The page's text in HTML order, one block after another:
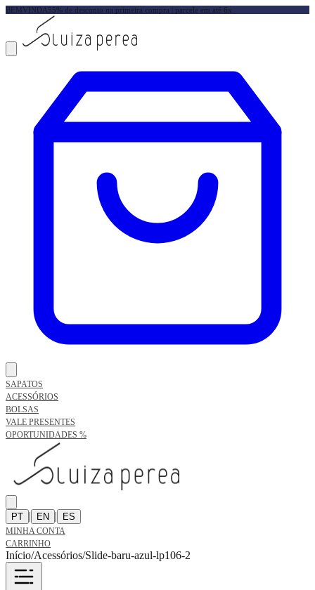
BEMVINDA55% de desconto na primeira compra | parcele em até 6x
SAPATOS
ACESSÓRIOS
BOLSAS
VALE PRESENTES
OPORTUNIDADES %
PT | EN | ES
MINHA CONTA
CARRINHO
Início/Acessórios/Slide-baru-azul-lp106-2